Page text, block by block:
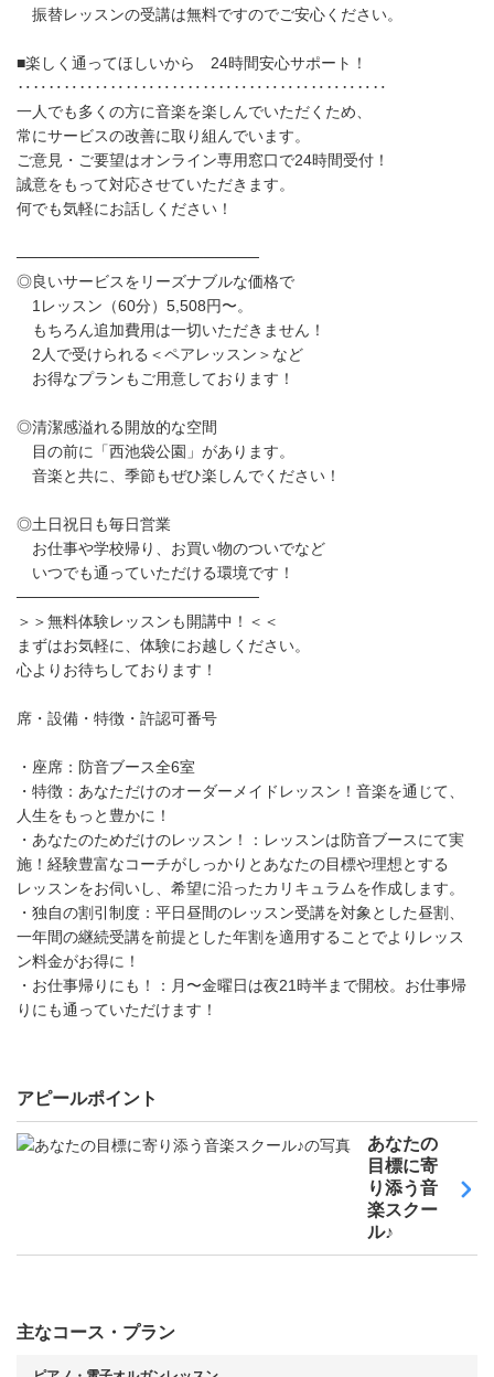
振替レッスンの受講は無料ですのでご安心ください。
■楽しく通ってほしいから 24時間安心サポート！
‥‥‥‥‥‥‥‥‥‥‥‥‥‥‥‥‥‥‥‥‥‥‥‥
一人でも多くの方に音楽を楽しんでいただくため、
常にサービスの改善に取り組んでいます。
ご意見・ご要望はオンライン専用窓口で24時間受付！
誠意をもって対応させていただきます。
何でも気軽にお話しください！
──────────────────────
◎良いサービスをリーズナブルな価格で
1レッスン（60分）5,508円〜。
もちろん追加費用は一切いただきません！
2人で受けられる＜ペアレッスン＞など
お得なプランもご用意しております！
◎清潔感溢れる開放的な空間
目の前に「西池袋公園」があります。
音楽と共に、季節もぜひ楽しんでください！
◎土日祝日も毎日営業
お仕事や学校帰り、お買い物のついでなど
いつでも通っていただける環境です！
──────────────────────
＞＞無料体験レッスンも開講中！＜＜
まずはお気軽に、体験にお越しください。
心よりお待ちしております！
席・設備・特徴・許認可番号
・座席：防音ブース全6室
・特徴：あなただけのオーダーメイドレッスン！音楽を通じて、
人生をもっと豊かに！
・あなたのためだけのレッスン！：レッスンは防音ブースにて実
施！経験豊富なコーチがしっかりとあなたの目標や理想とする
レッスンをお伺いし、希望に沿ったカリキュラムを作成します。
・独自の割引制度：平日昼間のレッスン受講を対象とした昼割、
一年間の継続受講を前提とした年割を適用することでよりレッス
ン料金がお得に！
・お仕事帰りにも！：月〜金曜日は夜21時半まで開校。お仕事帰
りにも通っていただけます！
アピールポイント
あなたの
目標に寄
り添う音
楽スクー
ル♪
主なコース・プラン